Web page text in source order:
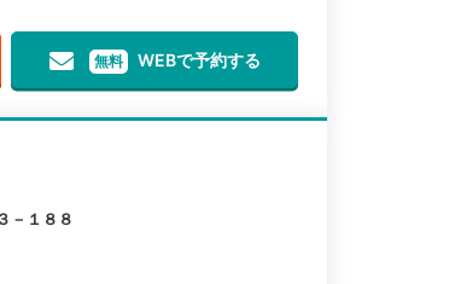
無料 WEBで予約する
－１８８